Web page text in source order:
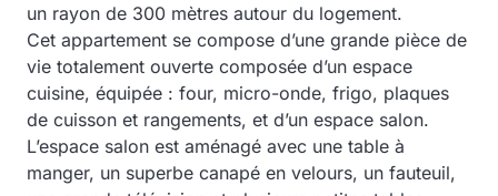
un rayon de 300 mètres autour du logement.
Cet appartement se compose d’une grande pièce de
vie totalement ouverte composée d’un espace
cuisine, équipée : four, micro-onde, frigo, plaques
de cuisson et rangements, et d’un espace salon.
L’espace salon est aménagé avec une table à
manger, un superbe canapé en velours, un fauteuil,